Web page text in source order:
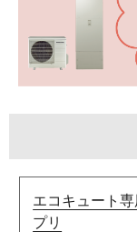
エコキュート専
プリ